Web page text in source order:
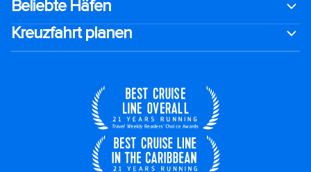
Beliebte Häfen
Kreuzfahrt planen